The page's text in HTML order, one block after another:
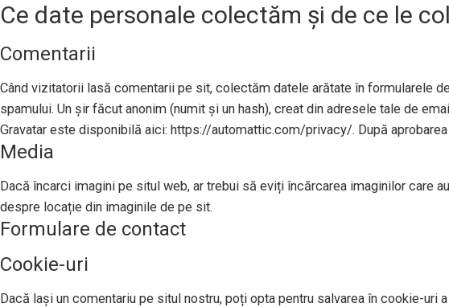
Ce date personale colectăm și de ce le
Comentarii
Când vizitatorii lasă comentarii pe sit, colectăm datele arătate în formularele
spamului. Un șir făcut anonim (numit și un hash), creat din adresele tale de
Gravatar este disponibilă aici: https://automattic.com/privacy/. După
Media
Dacă încarci imagini pe situl web, ar trebui să eviți încărcarea imaginilor care
despre locație din imaginile de pe sit.
Formulare de contact
Cookie-uri
Dacă lași un comentariu pe situl nostru, poți opta pentru salvarea în cookie-